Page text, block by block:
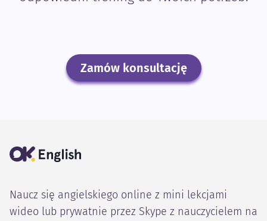
Zamów konsultację
Naucz się angielskiego online z mini lekcjami
wideo lub prywatnie przez Skype z nauczycielem na